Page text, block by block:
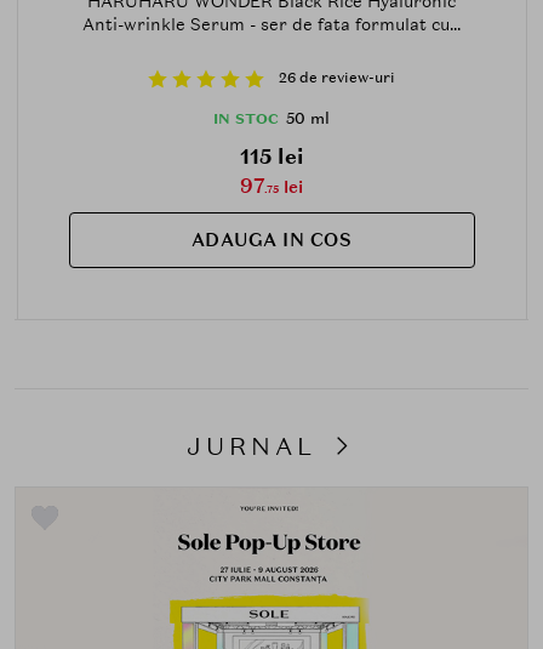
Anti-wrinkle Serum - ser de fata formulat cu...
26 de review-uri
IN STOC 50 ml
115 lei
97.75 lei
ADAUGA IN COS
JURNAL